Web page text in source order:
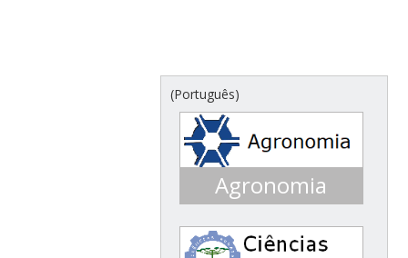
(Português)
Agronomia
Conceito 3 ENADE 2016
Conceito 5 ENADE 2013